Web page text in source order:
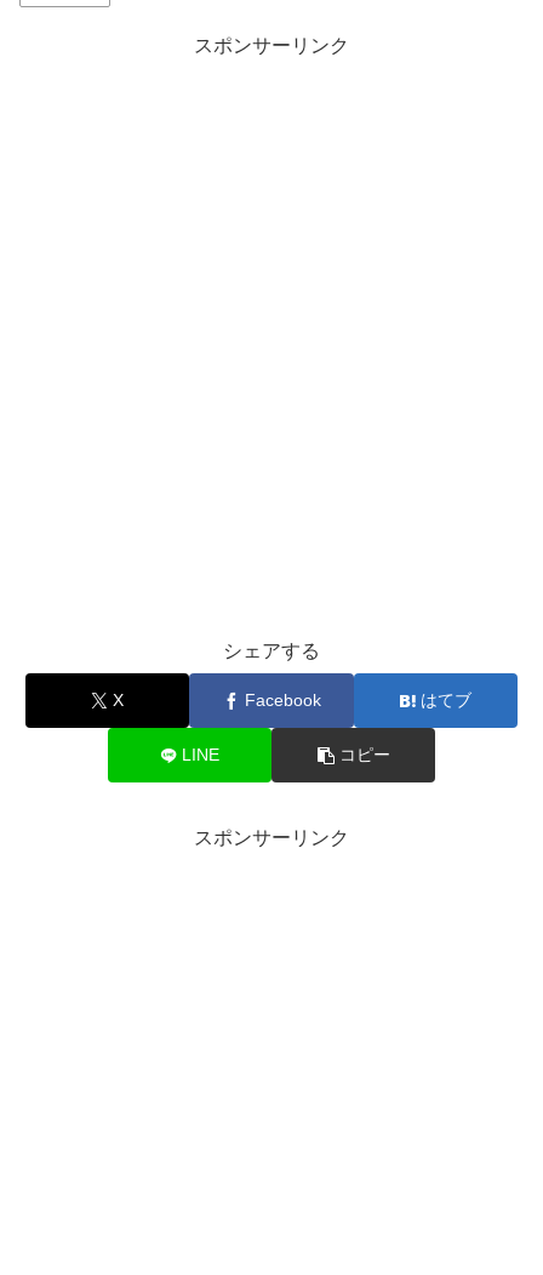
スポンサーリンク
シェアする
X Facebook はてブ
LINE コピー
スポンサーリンク